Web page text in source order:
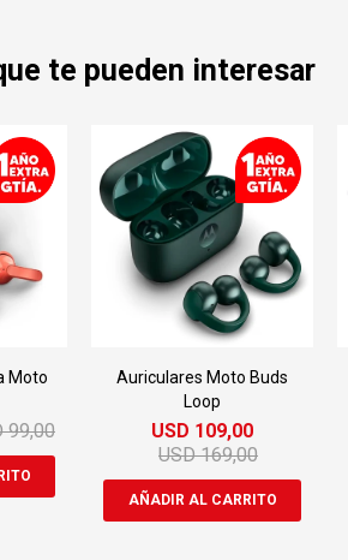
te pueden interesar
Moto
99,00
Auriculares Moto Buds
Loop
USD 109,00
USD 169,00